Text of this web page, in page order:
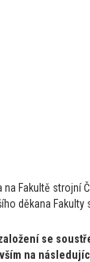
Fakultě strojní
děkana Fakulty
se
na